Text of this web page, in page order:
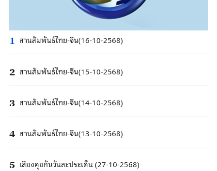
1 สานสัมพันธ์ไทย-จีน(16-10-2568)
2 สานสัมพันธ์ไทย-จีน(15-10-2568)
3 สานสัมพันธ์ไทย-จีน(14-10-2568)
4 สานสัมพันธ์ไทย-จีน(13-10-2568)
5 เสียงคุยกันวันละประเด็น (27-10-2568)